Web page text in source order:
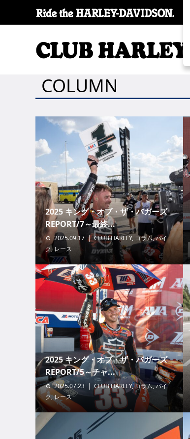
COLUMN
2025 キング・オブ・ザ・バガーズ
REPORT/7～最終...
2025.09.17 CLUB HARLEY, コラム,バイ
ク, レース
2025 キング・オブ・ザ・バガーズ
REPORT/5～チャ...
2025.07.23 CLUB HARLEY,コラム,バイ
ク,レース